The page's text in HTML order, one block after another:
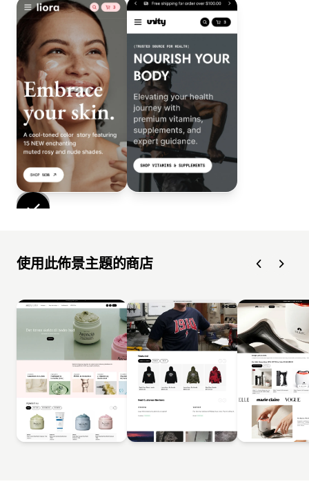
使用此佈景主題的商店